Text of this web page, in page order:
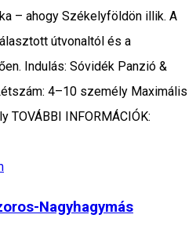
– ahogy Székelyföldön illik. A
útvonaltól és a
Indulás: Sóvidék Panzió &
4–10 személy Maximális
INFORMÁCIÓK:
Nagyhagymás